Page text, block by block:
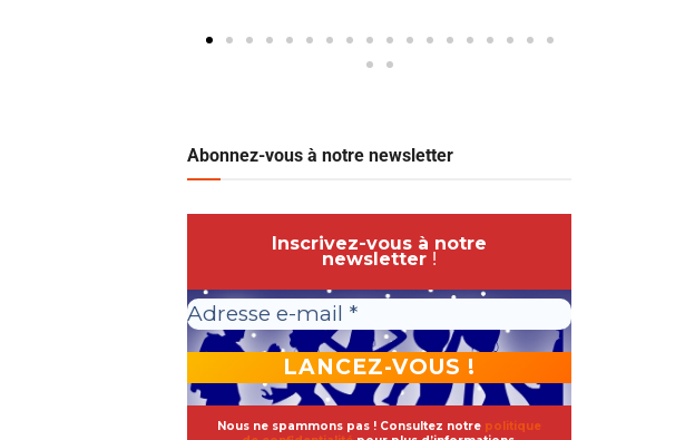
Abonnez-vous à notre newsletter
Inscrivez-vous à notre
newsletter !
Nous ne spammons pas ! Consultez notre politique